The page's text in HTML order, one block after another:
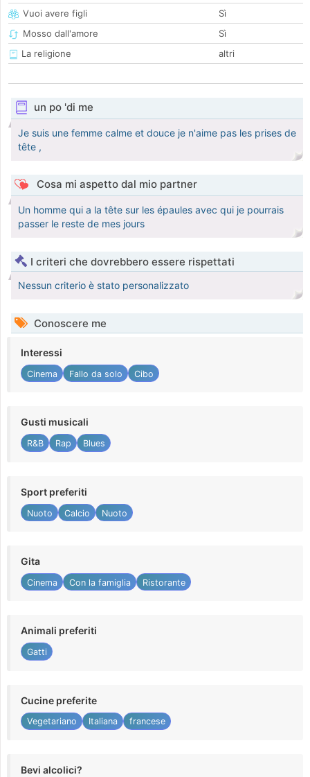
Vuoi avere figli
Sì
Mosso dall'amore
Sì
La religione
altri
un po 'di me
Je suis une femme calme et douce je n'aime pas les prises de
tête ,
Cosa mi aspetto dal mio partner
Un homme qui a la tête sur les épaules avec qui je pourrais
passer le reste de mes jours
I criteri che dovrebbero essere rispettati
Nessun criterio è stato personalizzato
Conoscere me
Interessi
Cinema Fallo da solo Cibo
Gusti musicali
R&B Rap Blues
Sport preferiti
Nuoto Calcio Nuoto
Gita
Cinema Con la famiglia Ristorante
Animali preferiti
Gatti
Cucine preferite
Vegetariano Italiana francese
Bevi alcolici?